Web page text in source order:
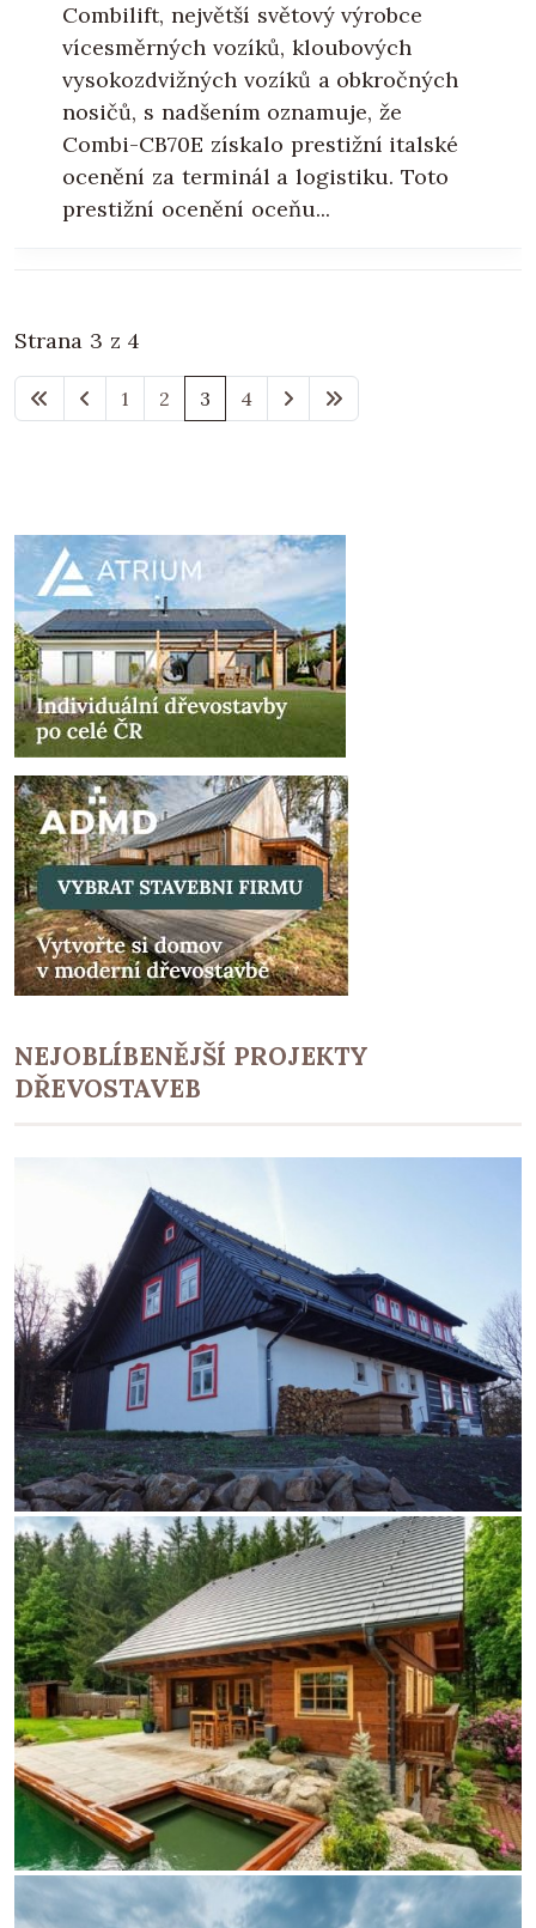
Combilift, největší světový výrobce
vícesměrných vozíků, kloubových
vysokozdvižných vozíků a obkročných
nosičů, s nadšením oznamuje, že
Combi-CB70E získalo prestižní italské
ocenění za terminál a logistiku. Toto
prestižní ocenění oceňu...
Strana 3 z 4
1 2 3 4
NEJOBLÍBENĚJŠÍ PROJEKTY
DŘEVOSTAVEB